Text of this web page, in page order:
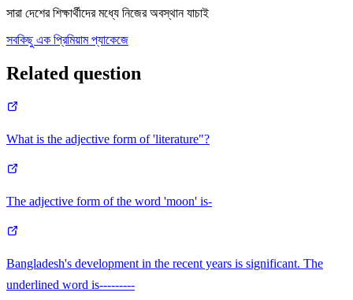
সারা দেশের শিক্ষার্থীদের মধ্যে নিজের অবস্থান যাচাই
সবকিছু এক প্রিমিয়াম প্যাকেজে
Related question
What is the adjective form of 'literature"?
The adjective form of the word 'moon' is-
Bangladesh's development in the recent years is significant. The
underlined word is---------